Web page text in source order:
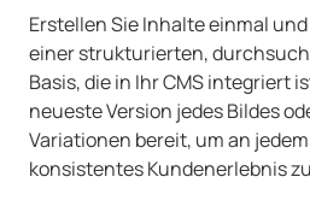
Erstellen Sie Inhalte einmal
einer strukturierten,
Basis, die in Ihr CMS integriert
neueste Version jedes Bildes
Variationen bereit, um an
konsistentes Kundenerlebnis